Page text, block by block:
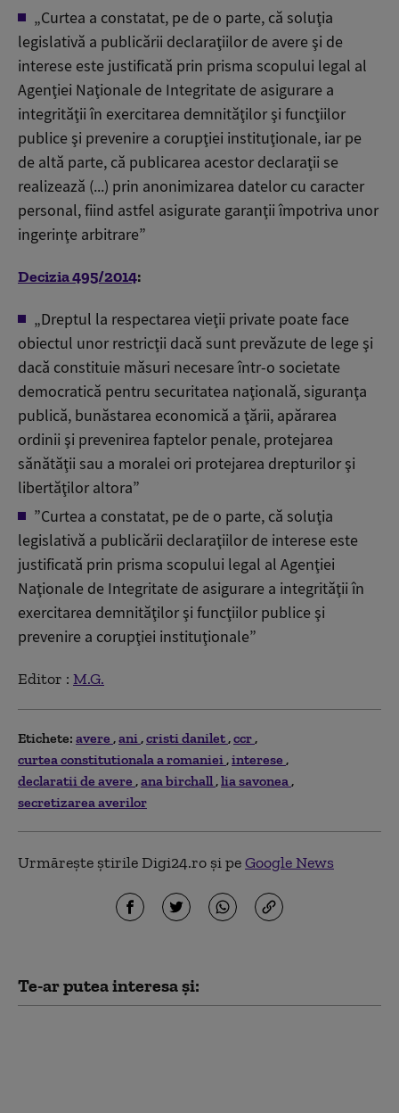
„Curtea a constatat, pe de o parte, că soluţia
legislativă a publicării declaraţiilor de avere şi de
interese este justificată prin prisma scopului legal al
Agenţiei Naţionale de Integritate de asigurare a
integrităţii în exercitarea demnităţilor şi funcţiilor
publice şi prevenire a corupţiei instituţionale, iar pe
de altă parte, că publicarea acestor declaraţii se
realizează (...) prin anonimizarea datelor cu caracter
personal, fiind astfel asigurate garanţii împotriva unor
ingerinţe arbitrare”
Decizia 495/2014:
„Dreptul la respectarea vieţii private poate face
obiectul unor restricţii dacă sunt prevăzute de lege şi
dacă constituie măsuri necesare într-o societate
democratică pentru securitatea naţională, siguranţa
publică, bunăstarea economică a ţării, apărarea
ordinii şi prevenirea faptelor penale, protejarea
sănătăţii sau a moralei ori protejarea drepturilor şi
libertăţilor altora”
”Curtea a constatat, pe de o parte, că soluţia
legislativă a publicării declaraţiilor de interese este
justificată prin prisma scopului legal al Agenţiei
Naţionale de Integritate de asigurare a integrităţii în
exercitarea demnităţilor şi funcţiilor publice şi
prevenire a corupţiei instituţionale”
Editor : M.G.
Etichete: avere ani cristi danilet ccr
curtea constitutionala a romaniei interese
declaratii de avere ana birchall lia savonea
secretizarea averilor
Urmărește știrile Digi24.ro și peGoogle News
Te-ar putea interesa și: